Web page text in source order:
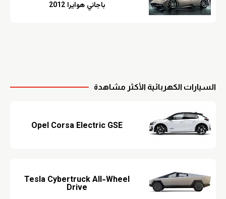
باجاني هوايرا 2012
السيارات الكهربائية الأكثر مشاهدة
Opel Corsa Electric GSE
Tesla Cybertruck All-Wheel
Drive